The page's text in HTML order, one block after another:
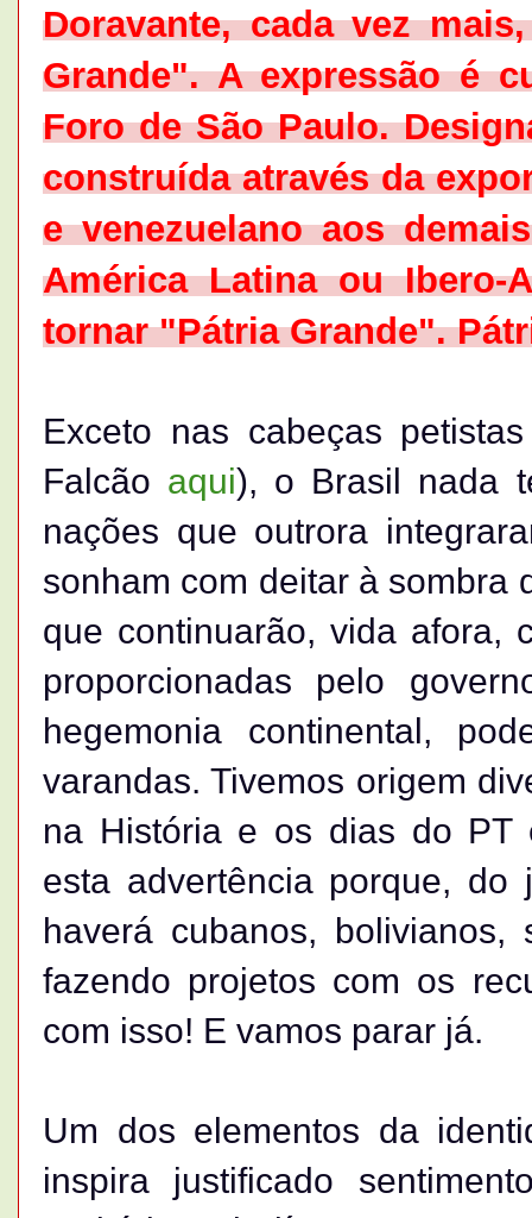
Doravante, cada vez
Grande". A expressão é
Foro de São Paulo.
construída através da
e venezuelano aos
América Latina ou Ibero-
tornar "Pátria Grande".
Exceto nas cabeças
Falcão aqui), o Brasil nada
nações que outrora
sonham com deitar à sombra
que continuarão, vida afora,
proporcionadas pelo
hegemonia continental,
varandas. Tivemos origem
na História e os dias do PT
esta advertência porque,
haverá cubanos, bolivianos,
fazendo projetos com os
com isso! E vamos parar já.
Um dos elementos da
inspira justificado